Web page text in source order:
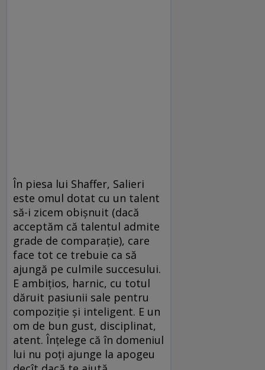
În piesa lui Shaffer, Salieri
este omul dotat cu un talent
să-i zicem obișnuit (dacă
acceptăm că talentul admite
grade de comparație), care
face tot ce trebuie ca să
ajungă pe culmile succesului.
E ambițios, harnic, cu totul
dăruit pasiunii sale pentru
compoziție și inteligent. E un
om de bun gust, disciplinat,
atent. Înțelege că în domeniul
lui nu poți ajunge la apogeu